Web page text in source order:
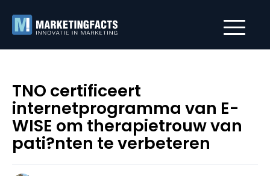
TNO certificeert
internetprogramma van E-
WISE om therapietrouw van
pati?nten te verbeteren